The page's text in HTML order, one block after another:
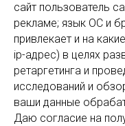
сайт пользователь
рекламе; язык ОС и
привлекает и на
ip-адрес) в целях
ретаргетинга и
исследований и
ваши данные
Даю согласие на